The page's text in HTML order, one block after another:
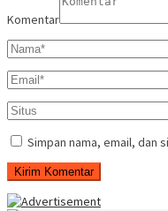
Komentar
Simpan nama, email, dan